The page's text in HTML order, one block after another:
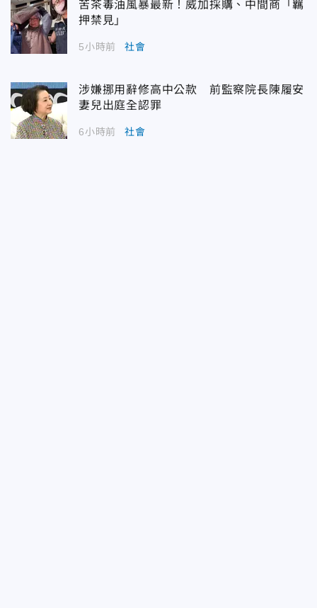
苦茶毒油風暴最新！威加採購、中間商「羈
押禁見」
5小時前 社會
涉嫌挪用辭修高中公款 前監察院長陳履安
妻兒出庭全認罪
6小時前 社會